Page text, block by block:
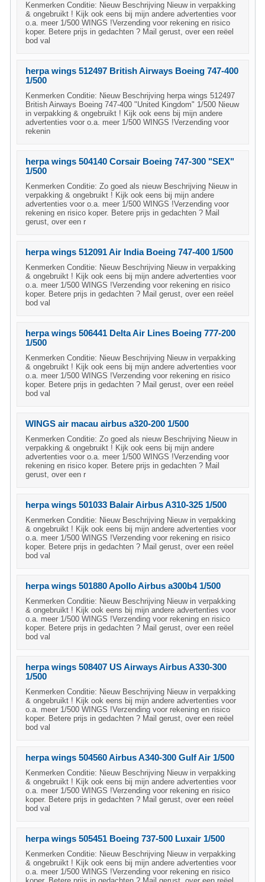
Kenmerken Conditie: Nieuw Beschrijving Nieuw in verpakking
& ongebruikt ! Kijk ook eens bij mijn andere advertenties voor
o.a. meer 1/500 WINGS !Verzending voor rekening en risico
koper. Betere prijs in gedachten ? Mail gerust, over een reëel
bod val
herpa wings 512497 British Airways Boeing 747-400
1/500
Kenmerken Conditie: Nieuw Beschrijving herpa wings 512497
British Airways Boeing 747-400 "United Kingdom" 1/500 Nieuw
in verpakking & ongebruikt ! Kijk ook eens bij mijn andere
advertenties voor o.a. meer 1/500 WINGS !Verzending voor
rekenin
herpa wings 504140 Corsair Boeing 747-300 "SEX"
1/500
Kenmerken Conditie: Zo goed als nieuw Beschrijving Nieuw in
verpakking & ongebruikt ! Kijk ook eens bij mijn andere
advertenties voor o.a. meer 1/500 WINGS !Verzending voor
rekening en risico koper. Betere prijs in gedachten ? Mail
gerust, over een r
herpa wings 512091 Air India Boeing 747-400 1/500
Kenmerken Conditie: Nieuw Beschrijving Nieuw in verpakking
& ongebruikt ! Kijk ook eens bij mijn andere advertenties voor
o.a. meer 1/500 WINGS !Verzending voor rekening en risico
koper. Betere prijs in gedachten ? Mail gerust, over een reëel
bod val
herpa wings 506441 Delta Air Lines Boeing 777-200
1/500
Kenmerken Conditie: Nieuw Beschrijving Nieuw in verpakking
& ongebruikt ! Kijk ook eens bij mijn andere advertenties voor
o.a. meer 1/500 WINGS !Verzending voor rekening en risico
koper. Betere prijs in gedachten ? Mail gerust, over een reëel
bod val
WINGS air macau airbus a320-200 1/500
Kenmerken Conditie: Zo goed als nieuw Beschrijving Nieuw in
verpakking & ongebruikt ! Kijk ook eens bij mijn andere
advertenties voor o.a. meer 1/500 WINGS !Verzending voor
rekening en risico koper. Betere prijs in gedachten ? Mail
gerust, over een r
herpa wings 501033 Balair Airbus A310-325 1/500
Kenmerken Conditie: Nieuw Beschrijving Nieuw in verpakking
& ongebruikt ! Kijk ook eens bij mijn andere advertenties voor
o.a. meer 1/500 WINGS !Verzending voor rekening en risico
koper. Betere prijs in gedachten ? Mail gerust, over een reëel
bod val
herpa wings 501880 Apollo Airbus a300b4 1/500
Kenmerken Conditie: Nieuw Beschrijving Nieuw in verpakking
& ongebruikt ! Kijk ook eens bij mijn andere advertenties voor
o.a. meer 1/500 WINGS !Verzending voor rekening en risico
koper. Betere prijs in gedachten ? Mail gerust, over een reëel
bod val
herpa wings 508407 US Airways Airbus A330-300
1/500
Kenmerken Conditie: Nieuw Beschrijving Nieuw in verpakking
& ongebruikt ! Kijk ook eens bij mijn andere advertenties voor
o.a. meer 1/500 WINGS !Verzending voor rekening en risico
koper. Betere prijs in gedachten ? Mail gerust, over een reëel
bod val
herpa wings 504560 Airbus A340-300 Gulf Air 1/500
Kenmerken Conditie: Nieuw Beschrijving Nieuw in verpakking
& ongebruikt ! Kijk ook eens bij mijn andere advertenties voor
o.a. meer 1/500 WINGS !Verzending voor rekening en risico
koper. Betere prijs in gedachten ? Mail gerust, over een reëel
bod val
herpa wings 505451 Boeing 737-500 Luxair 1/500
Kenmerken Conditie: Nieuw Beschrijving Nieuw in verpakking
& ongebruikt ! Kijk ook eens bij mijn andere advertenties voor
o.a. meer 1/500 WINGS !Verzending voor rekening en risico